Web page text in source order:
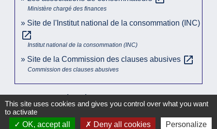
Ministère chargé des finances
Site de l'Institut national de la consommation (INC)
open_in_new
Institut national de la consommation (INC)
Site de la Commission des clauses abusives open_in_new
Commission des clauses abusives
Signaler une erreur sur cette page
This site uses cookies and gives you control over what you want
to activate
OK, accept all
Deny all cookies Personalize